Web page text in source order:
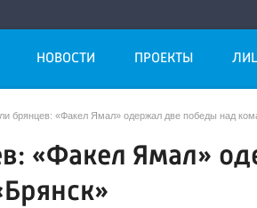
НОВОСТИ ПРОЕКТЫ
брянцев: «Факел Ямал» одержал две победы над
«Факел Ямал»